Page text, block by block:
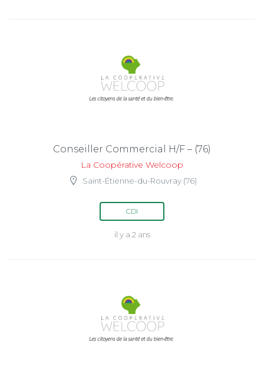
Conseiller Commercial H/F – (76)
La Coopérative Welcoop
Saint-Étienne-du-Rouvray (76)
CDI
il y a 2 ans